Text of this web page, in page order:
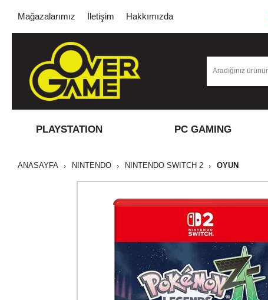
Mağazalarımız İletişim Hakkımızda
PLAYSTATION PC GAMING
ANASAYFA NINTENDO NINTENDO SWITCH 2 OYUN